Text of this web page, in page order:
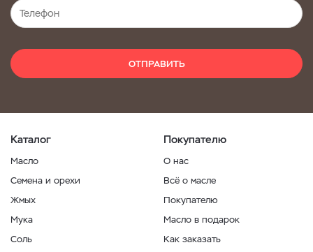
ОТПРАВИТЬ
Каталог
Масло
Семена и орехи
Жмых
Мука
Соль
Покупателю
О нас
Всё о масле
Покупателю
Масло в подарок
Как заказать